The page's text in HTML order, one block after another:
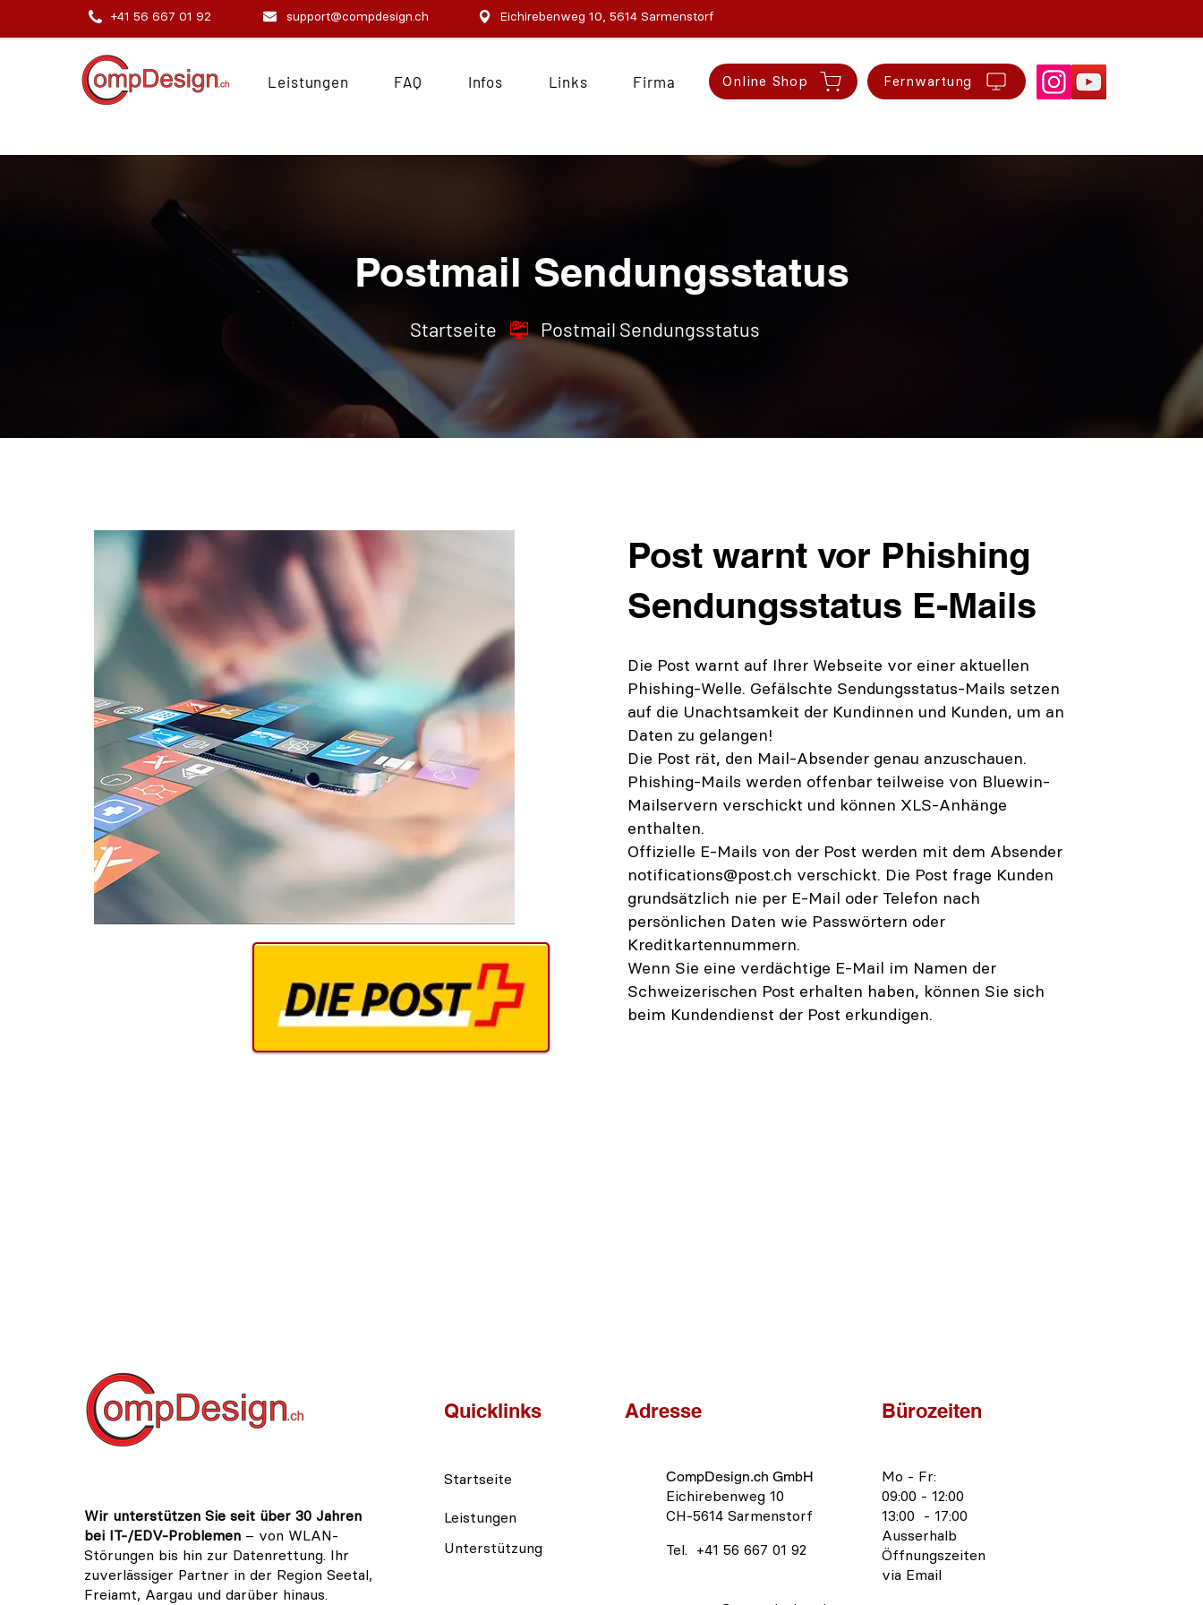
+41 56 667 01 92 support@compdesign.ch Eichirebenweg 10, 5614 Sarmenstorf
Leistungen FAQ Infos Links Firma Online Shop Fernwartung
Postmail Sendungsstatus
Startseite Postmail Sendungsstatus
Post warnt vor Phishing
Sendungsstatus E-Mails
Die Post warnt auf Ihrer Webseite vor einer aktuellen
Phishing-Welle. Gefälschte Sendungsstatus-Mails setzen
auf die Unachtsamkeit der Kundinnen und Kunden, um an
Daten zu gelangen!
Die Post rät, den Mail-Absender genau anzuschauen.
Phishing-Mails werden offenbar teilweise von Bluewin-
Mailservern verschickt und können XLS-Anhänge
enthalten.
Offizielle E-Mails von der Post werden mit dem Absender
notifications@post.ch verschickt. Die Post frage Kunden
grundsätzlich nie per E-Mail oder Telefon nach
persönlichen Daten wie Passwörtern oder
Kreditkartennummern.
Wenn Sie eine verdächtige E-Mail im Namen der
Schweizerischen Post erhalten haben, können Sie sich
beim Kundendienst der Post erkundigen.
Quicklinks
Startseite
Wir unterstützen Sie seit über 30 Jahren
bei IT-/EDV-Problemen – von WLAN-
Störungen bis hin zur Datenrettung. Ihr
zuverlässiger Partner in der Region Seetal,
Freiamt, Aargau und darüber hinaus.
Leistungen
Unterstützung
Adresse
CompDesign.ch GmbH
Eichirebenweg 10
CH-5614 Sarmenstorf
Tel. +41 56 667 01 92
Bürozeiten
Mo - Fr:
09:00 - 12:00
13:00 - 17:00
Ausserhalb
Öffnungszeiten
via Email